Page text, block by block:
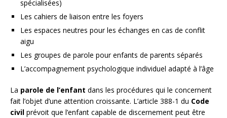
spécialisées)
Les cahiers de liaison entre les foyers
Les espaces neutres pour les échanges en cas de conflit
aigu
Les groupes de parole pour enfants de parents séparés
L’accompagnement psychologique individuel adapté à l’âge
La parole de l’enfant dans les procédures qui le concernent
fait l’objet d’une attention croissante. L’article 388-1 du Code
civil prévoit que l’enfant capable de discernement peut être